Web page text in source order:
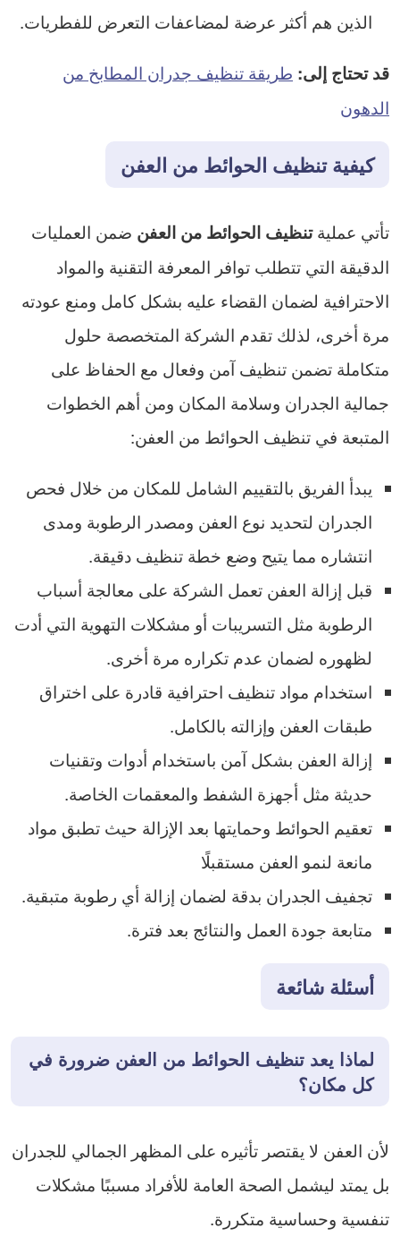
الذين هم أكثر عرضة لمضاعفات التعرض للفطريات.
قد تحتاج إلى: طريقة تنظيف جدران المطابخ من
الدهون
كيفية تنظيف الحوائط من العفن
تأتي عمليةتنظيف الحوائط من العفن ضمن العمليات
الدقيقة التي تتطلب توافر المعرفة التقنية والمواد
الاحترافية لضمان القضاء عليه بشكل كامل ومنع عودته
مرة أخرى، لذلك تقدم الشركة المتخصصة حلول
متكاملة تضمن تنظيف آمن وفعال مع الحفاظ على
جمالية الجدران وسلامة المكان ومن أهم الخطوات
المتبعة في تنظيف الحوائط من العفن:
يبدأ الفريق بالتقييم الشامل للمكان من خلال فحص
الجدران لتحديد نوع العفن ومصدر الرطوبة ومدى
انتشاره مما يتيح وضع خطة تنظيف دقيقة.
قبل إزالة العفن تعمل الشركة على معالجة أسباب
الرطوبة مثل التسريبات أو مشكلات التهوية التي أدت
لظهوره لضمان عدم تكراره مرة أخرى.
استخدام مواد تنظيف احترافية قادرة على اختراق
طبقات العفن وإزالته بالكامل.
إزالة العفن بشكل آمن باستخدام أدوات وتقنيات
حديثة مثل أجهزة الشفط والمعقمات الخاصة.
تعقيم الحوائط وحمايتها بعد الإزالة حيث تطبق مواد
مانعة لنمو العفن مستقبلًا
تجفيف الجدران بدقة لضمان إزالة أي رطوبة متبقية.
متابعة جودة العمل والنتائج بعد فترة.
أسئلة شائعة
لماذا يعد تنظيف الحوائط من العفن ضرورة في
كل مكان؟
لأن العفن لا يقتصر تأثيره على المظهر الجمالي للجدران
بل يمتد ليشمل الصحة العامة للأفراد مسببًا مشكلات
تنفسية وحساسية متكررة.